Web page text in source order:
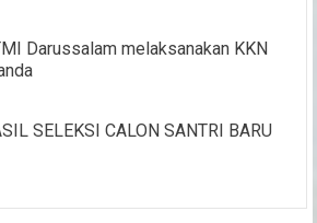
Darussalam melaksanakan KKN
SELEKSI CALON SANTRI BARU